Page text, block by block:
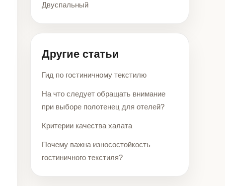
Двуспальный
Другие статьи
Гид по гостиничному текстилю
На что следует обращать внимание
при выборе полотенец для отелей?
Критерии качества халата
Почему важна износостойкость
гостиничного текстиля?